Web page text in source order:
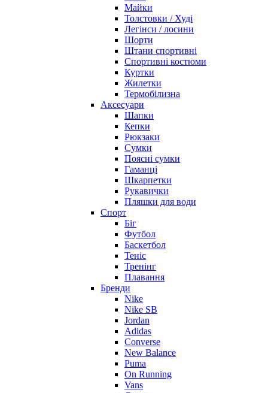
Майки
Толстовки / Худі
Легінси / лосини
Шорти
Штани спортивні
Спортивні костюми
Куртки
Жилетки
Термобілизна
Аксесуари
Шапки
Кепки
Рюкзаки
Сумки
Поясні сумки
Гаманці
Шкарпетки
Рукавички
Пляшки для води
Спорт
Біг
Футбол
Баскетбол
Теніс
Тренінг
Плавання
Бренди
Nike
Nike SB
Jordan
Adidas
Converse
New Balance
Puma
On Running
Vans